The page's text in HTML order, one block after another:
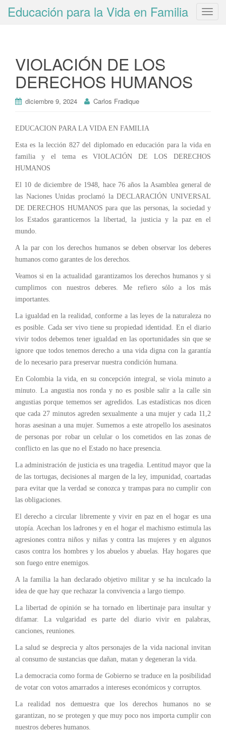
T
t
n
Educación para la Vida en Familia
VIOLACIÓN DE LOS
DERECHOS HUMANOS
diciembre 9, 2024 Carlos Fradique
EDUCACION PARA LA VIDA EN FAMILIA
Esta es la lección 827 del diplomado en educación para la vida en
familia y el tema es VIOLACIÓN DE LOS DERECHOS
HUMANOS
El 10 de diciembre de 1948, hace 76 años la Asamblea general de
las Naciones Unidas proclamó la DECLARACIÓN UNIVERSAL
DE DERECHOS HUMANOS para que las personas, la sociedad y
los Estados garanticemos la libertad, la justicia y la paz en el
mundo.
A la par con los derechos humanos se deben observar los deberes
humanos como garantes de los derechos.
Veamos si en la actualidad garantizamos los derechos humanos y si
cumplimos con nuestros deberes. Me refiero sólo a los más
importantes.
La igualdad en la realidad, conforme a las leyes de la naturaleza no
es posible. Cada ser vivo tiene su propiedad identidad. En el diario
vivir todos debemos tener igualdad en las oportunidades sin que se
ignore que todos tenemos derecho a una vida digna con la garantía
de lo necesario para preservar nuestra condición humana.
En Colombia la vida, en su concepción integral, se viola minuto a
minuto. La angustia nos ronda y no es posible salir a la calle sin
angustias porque tememos ser agredidos. Las estadísticas nos dicen
que cada 27 minutos agreden sexualmente a una mujer y cada 11,2
horas asesinan a una mujer. Sumemos a este atropello los asesinatos
de personas por robar un celular o los cometidos en las zonas de
conflicto en las que no el Estado no hace presencia.
La administración de justicia es una tragedia. Lentitud mayor que la
de las tortugas, decisiones al margen de la ley, impunidad, coartadas
para evitar que la verdad se conozca y trampas para no cumplir con
las obligaciones.
El derecho a circular libremente y vivir en paz en el hogar es una
utopía. Acechan los ladrones y en el hogar el machismo estimula las
agresiones contra niños y niñas y contra las mujeres y en algunos
casos contra los hombres y los abuelos y abuelas. Hay hogares que
son fuego entre enemigos.
A la familia la han declarado objetivo militar y se ha inculcado la
idea de que hay que rechazar la convivencia a largo tiempo.
La libertad de opinión se ha tornado en libertinaje para insultar y
difamar. La vulgaridad es parte del diario vivir en palabras,
canciones, reuniones.
La salud se desprecia y altos personajes de la vida nacional invitan
al consumo de sustancias que dañan, matan y degeneran la vida.
La democracia como forma de Gobierno se traduce en la posibilidad
de votar con votos amarrados a intereses económicos y corruptos.
La realidad nos demuestra que los derechos humanos no se
garantizan, no se protegen y que muy poco nos importa cumplir con
nuestros deberes humanos.